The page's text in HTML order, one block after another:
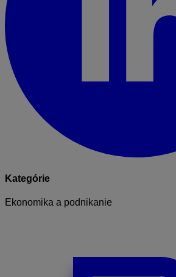
Kategórie
Ekonomika a podnikanie